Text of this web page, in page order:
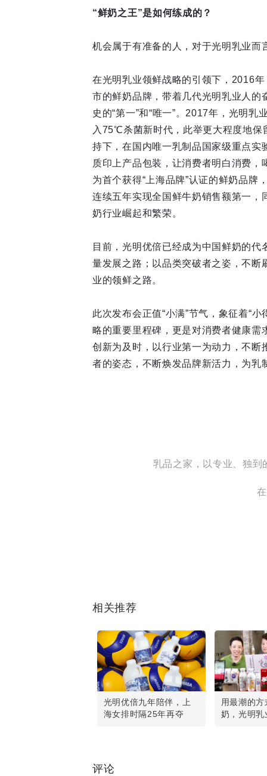
“鲜奶之王”是如何练成的？
机会属于有准备的人，对于光明乳业而
在光明乳业领鲜战略的引领下，2016
市的鲜奶品牌，带着几代光明乳业人的
史的“第一”和“唯一”。2017年，光明
入75℃杀菌新时代，此举更大程度地保
持下，在国内唯一乳制品国家级重点
质印上产品包装，让消费者明白消费，
为首个获得“上海品牌”认证的鲜奶品
连续五年实现全国鲜牛奶销售额第一
奶行业崛起和繁荣。
目前，光明优倍已经成为中国鲜奶的
量发展之路；以品类突破者之姿，不
业的领鲜之路。
此次发布会正值“小满”节气，象征着“
略的重要里程碑，更是对消费者健康需
创新为及时，以行业第一为动力，不
者的姿态，不断焕发品牌新活力，为乳
乳品之家，以专业、独到
相关推荐
光明优倍九年陪伴，上
海女排时隔25年再夺
用最潮的
奶，光明
评论